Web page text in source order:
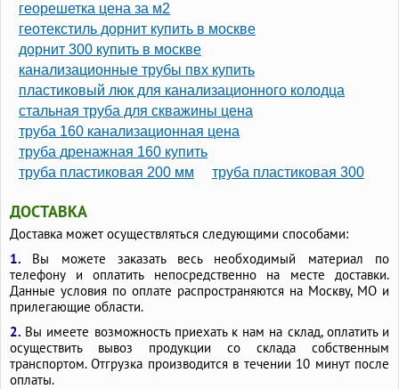
георешетка цена за м2
геотекстиль дорнит купить в москве
дорнит 300 купить в москве
канализационные трубы пвх купить
пластиковый люк для канализационного колодца
стальная труба для скважины цена
труба 160 канализационная цена
труба дренажная 160 купить
труба пластиковая 200 мм
труба пластиковая 300
ДОСТАВКА
Доставка может осуществляться следующими способами:
1. Вы можете заказать весь необходимый материал по
телефону и оплатить непосредственно на месте доставки.
Данные условия по оплате распространяются на Москву, МО и
прилегающие области.
2. Вы имеете возможность приехать к нам на склад, оплатить и
осуществить вывоз продукции со склада собственным
транспортом. Отгрузка производится в течении 10 минут после
оплаты.